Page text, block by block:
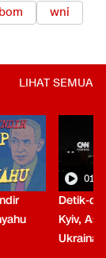
wni
LIHAT SEMUA
Detik-
Kyiv,
Ukraina